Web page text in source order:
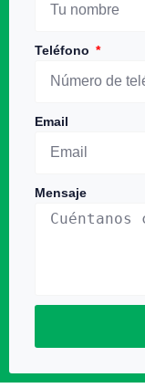
Teléfono
Email
Mensaje